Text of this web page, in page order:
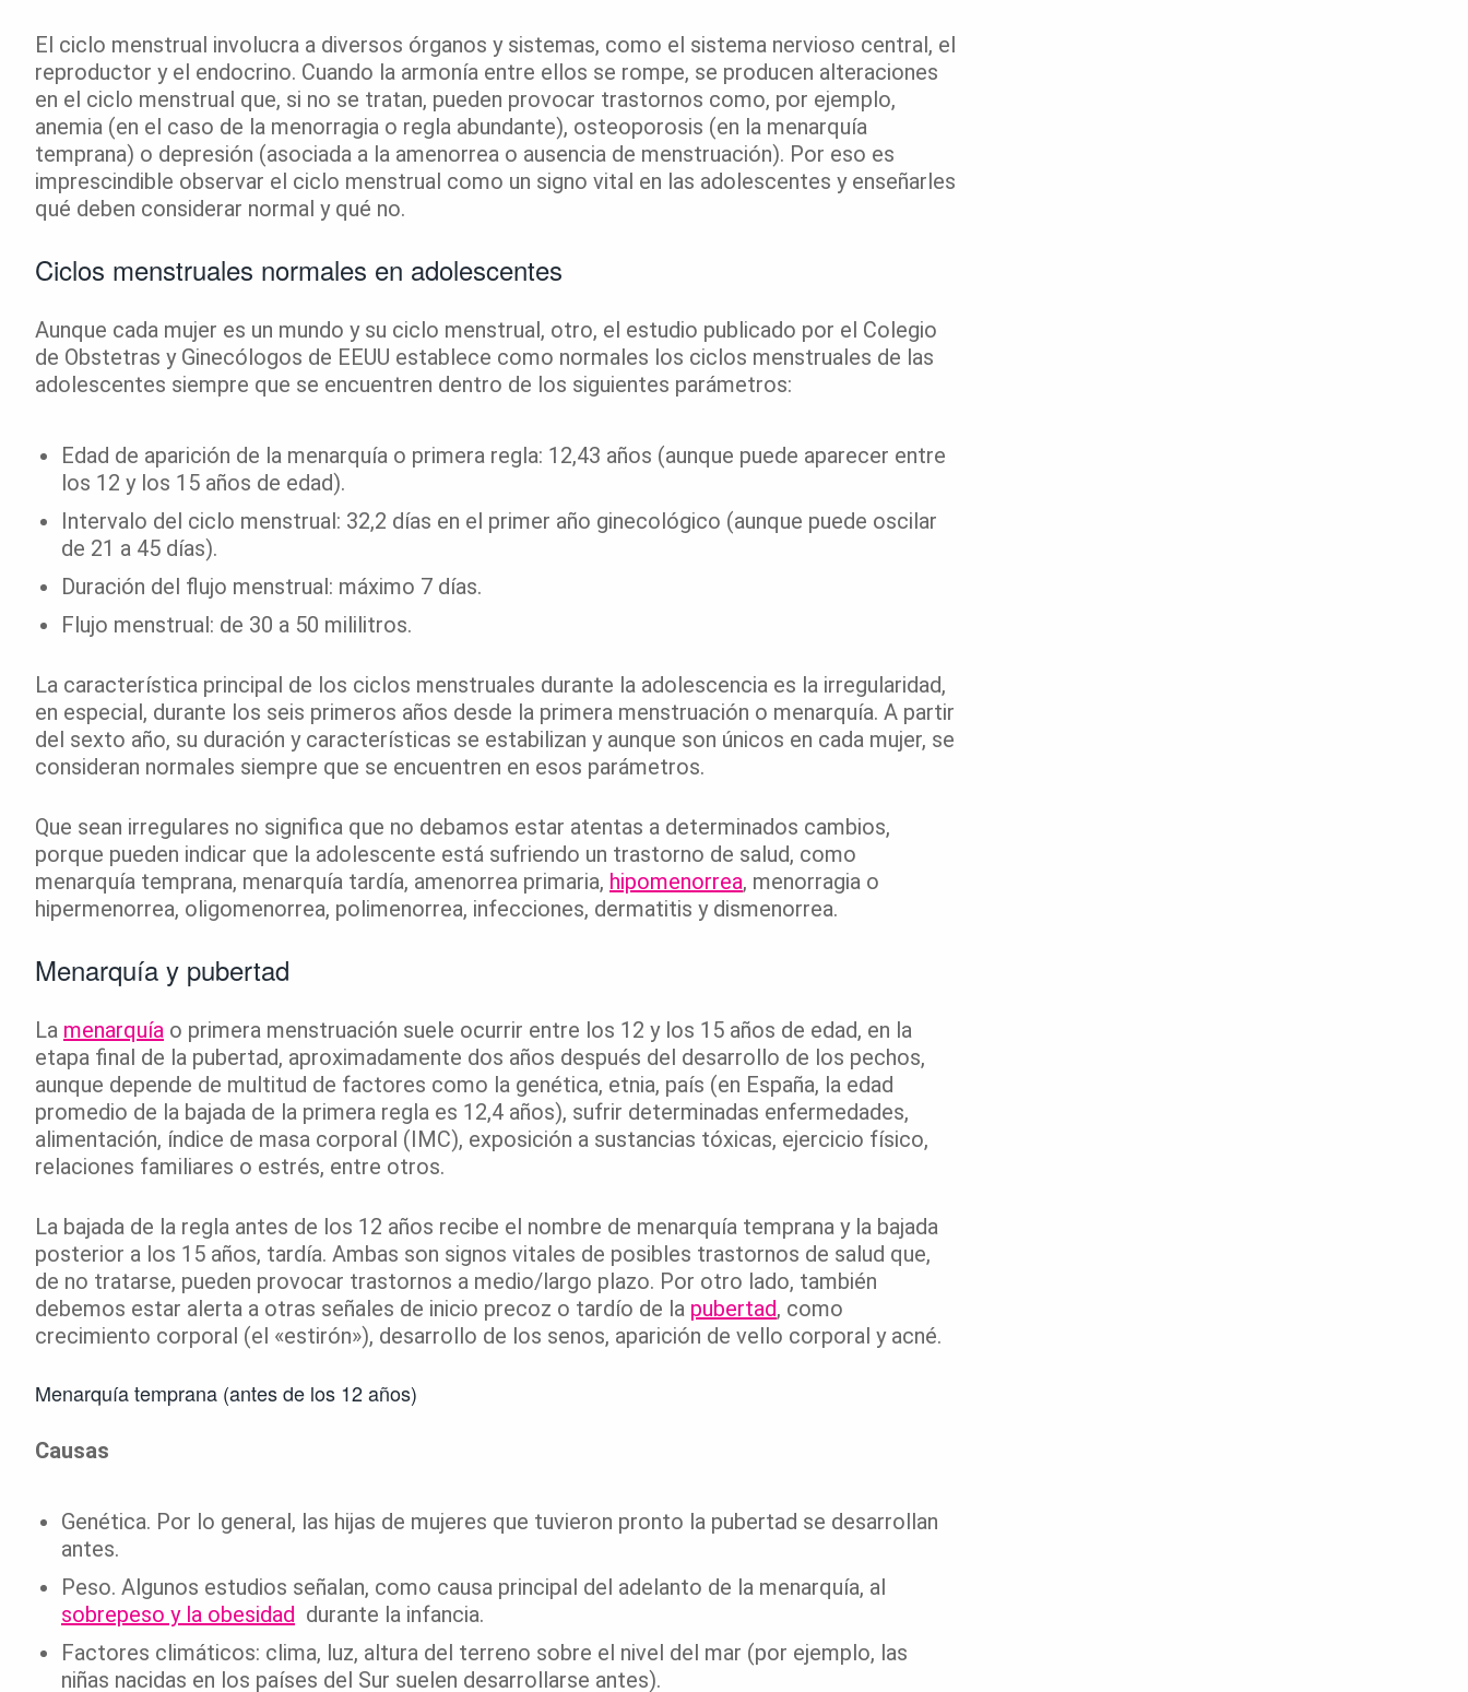
El ciclo menstrual involucra a diversos órganos y sistemas, como el sistema nervioso central, el
reproductor y el endocrino. Cuando la armonía entre ellos se rompe, se producen alteraciones
en el ciclo menstrual que, si no se tratan, pueden provocar trastornos como, por ejemplo,
anemia (en el caso de la menorragia o regla abundante), osteoporosis (en la menarquía
temprana) o depresión (asociada a la amenorrea o ausencia de menstruación). Por eso es
imprescindible observar el ciclo menstrual como un signo vital en las adolescentes y enseñarles
qué deben considerar normal y qué no.
Ciclos menstruales normales en adolescentes
Aunque cada mujer es un mundo y su ciclo menstrual, otro, el estudio publicado por el Colegio
de Obstetras y Ginecólogos de EEUU establece como normales los ciclos menstruales de las
adolescentes siempre que se encuentren dentro de los siguientes parámetros:
Edad de aparición de la menarquía o primera regla: 12,43 años (aunque puede aparecer entre
los 12 y los 15 años de edad).
Intervalo del ciclo menstrual: 32,2 días en el primer año ginecológico (aunque puede oscilar
de 21 a 45 días).
Duración del flujo menstrual: máximo 7 días.
Flujo menstrual: de 30 a 50 mililitros.
La característica principal de los ciclos menstruales durante la adolescencia es la irregularidad,
en especial, durante los seis primeros años desde la primera menstruación o menarquía. A partir
del sexto año, su duración y características se estabilizan y aunque son únicos en cada mujer, se
consideran normales siempre que se encuentren en esos parámetros.
Que sean irregulares no significa que no debamos estar atentas a determinados cambios,
porque pueden indicar que la adolescente está sufriendo un trastorno de salud, como
menarquía temprana, menarquía tardía, amenorrea primaria, hipomenorrea, menorragia o
hipermenorrea, oligomenorrea, polimenorrea, infecciones, dermatitis y dismenorrea.
Menarquía y pubertad
La menarquía o primera menstruación suele ocurrir entre los 12 y los 15 años de edad, en la
etapa final de la pubertad, aproximadamente dos años después del desarrollo de los pechos,
aunque depende de multitud de factores como la genética, etnia, país (en España, la edad
promedio de la bajada de la primera regla es 12,4 años), sufrir determinadas enfermedades,
alimentación, índice de masa corporal (IMC), exposición a sustancias tóxicas, ejercicio físico,
relaciones familiares o estrés, entre otros.
La bajada de la regla antes de los 12 años recibe el nombre de menarquía temprana y la bajada
posterior a los 15 años, tardía. Ambas son signos vitales de posibles trastornos de salud que,
de no tratarse, pueden provocar trastornos a medio/largo plazo. Por otro lado, también
debemos estar alerta a otras señales de inicio precoz o tardío de la pubertad, como
crecimiento corporal (el «estirón»), desarrollo de los senos, aparición de vello corporal y acné.
Menarquía temprana (antes de los 12 años)
Causas
Genética. Por lo general, las hijas de mujeres que tuvieron pronto la pubertad se desarrollan
antes.
Peso. Algunos estudios señalan, como causa principal del adelanto de la menarquía, al
sobrepeso y la obesidad durante la infancia.
Factores climáticos: clima, luz, altura del terreno sobre el nivel del mar (por ejemplo, las
niñas nacidas en los países del Sur suelen desarrollarse antes).